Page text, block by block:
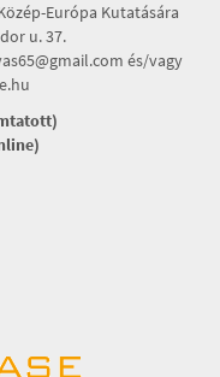
Európa Kutatására
u. 37.
és/vagy